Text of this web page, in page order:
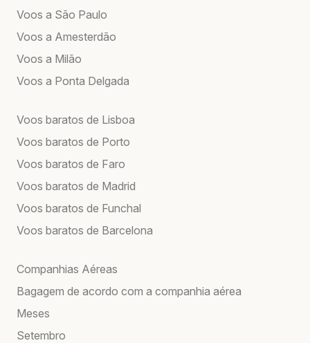
Voos a São Paulo
Voos a Amesterdão
Voos a Milão
Voos a Ponta Delgada
Voos baratos de Lisboa
Voos baratos de Porto
Voos baratos de Faro
Voos baratos de Madrid
Voos baratos de Funchal
Voos baratos de Barcelona
Companhias Aéreas
Bagagem de acordo com a companhia aérea
Meses
Setembro